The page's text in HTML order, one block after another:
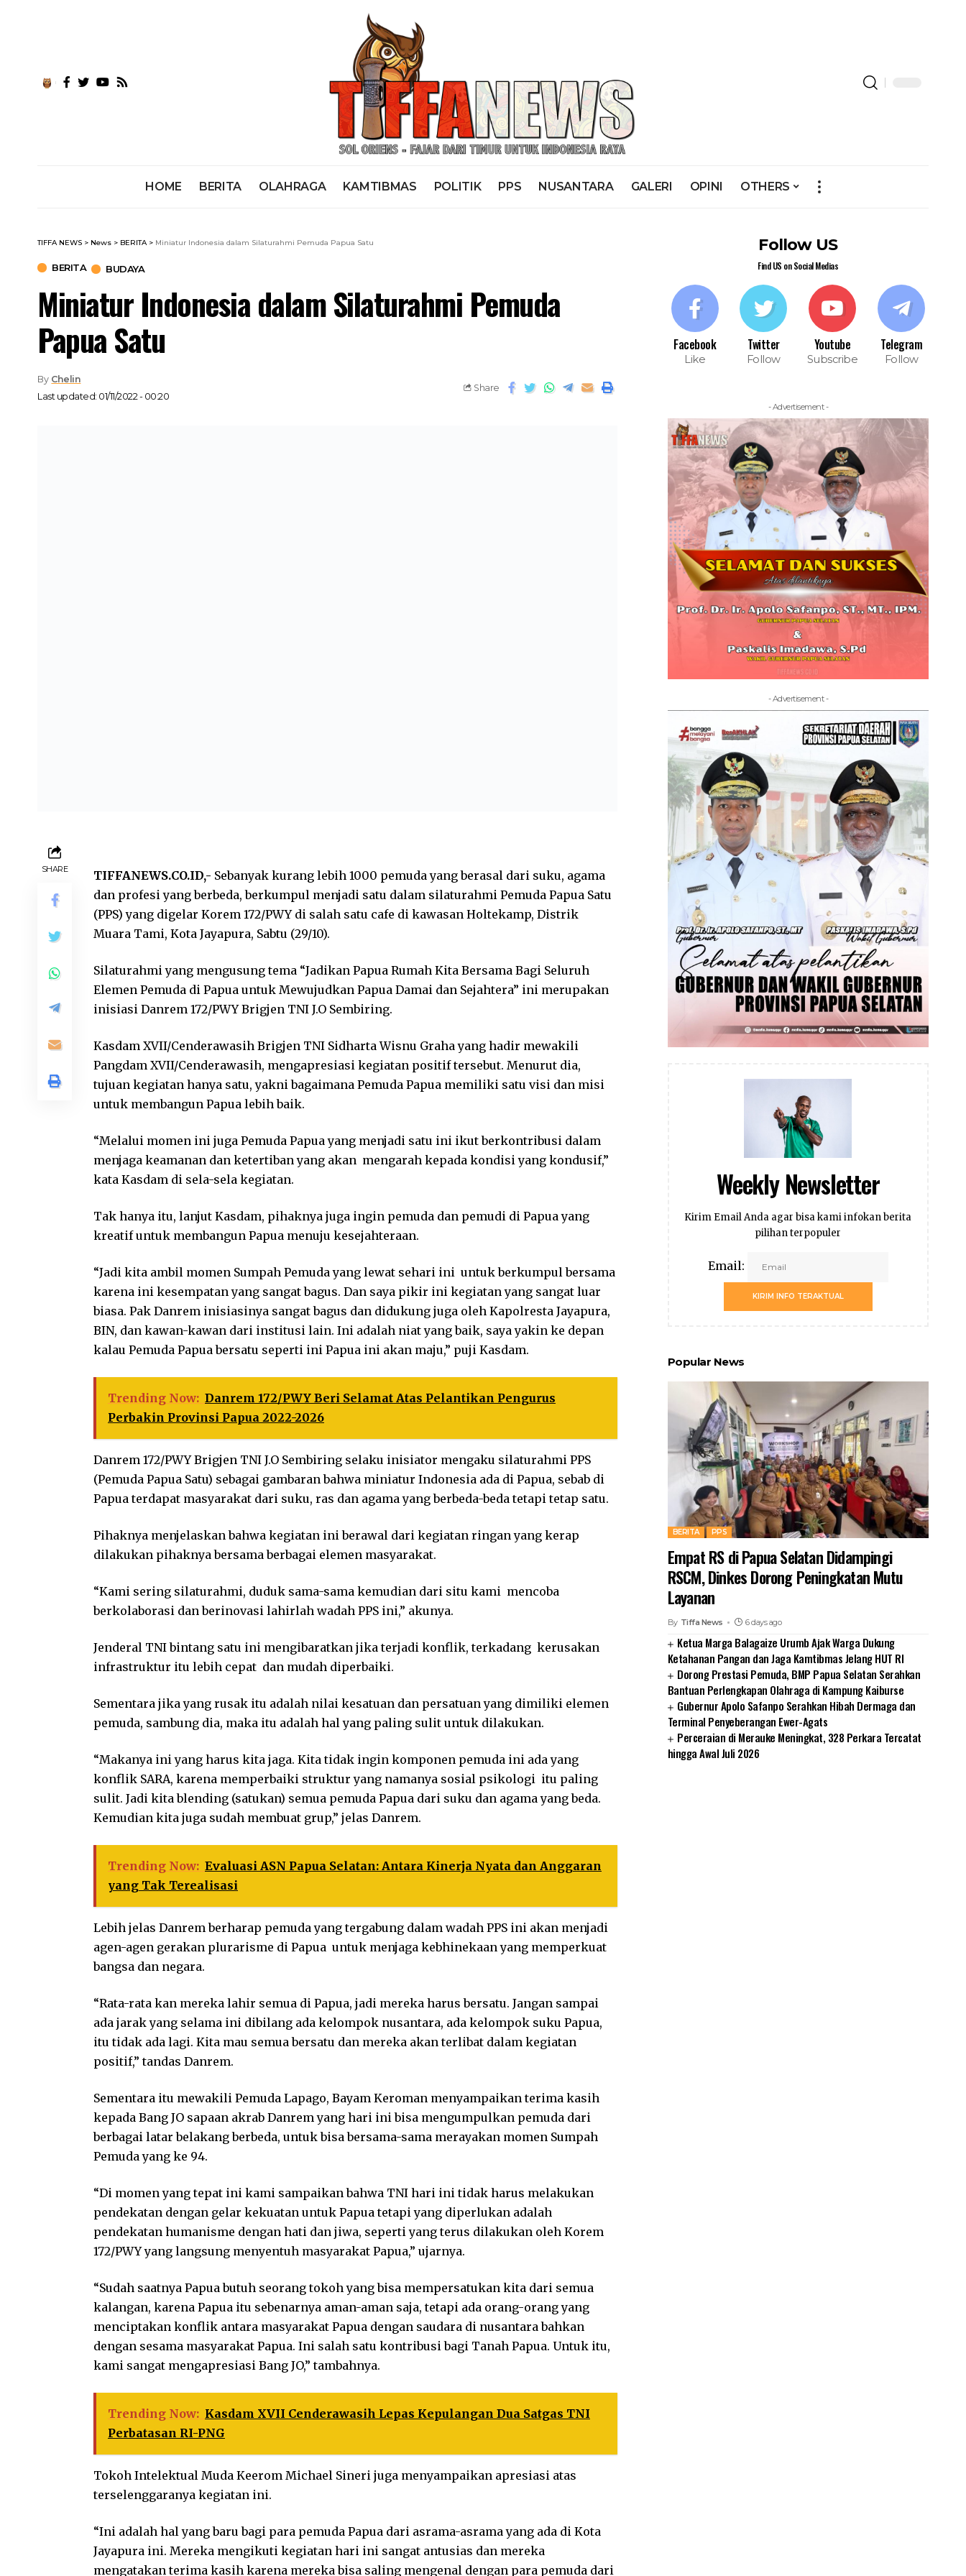
HOME BERITA OLAHRAGA KAMTIBMAS POLITIK PPS NUSANTARA GALERI OPINI OTHERS
TIFFA NEWS > News > BERITA> Miniatur Indonesia dalam Silaturahmi Pemuda Papua Satu
BERITA BUDAYA
Miniatur Indonesia dalam Silaturahmi Pemuda
Papua Satu
Last updated: 01/11/2022 - 00:20
By Chelin
Share
SHARE TIFFANEWS.CO.ID,- Sebanyak kurang lebih 1000 pemuda yang berasal dari suku, agama
dan profesi yang berbeda, berkumpul menjadi satu dalam silaturahmi Pemuda Papua Satu
(PPS) yang digelar Korem 172/PWY di salah satu cafe di kawasan Holtekamp, Distrik
Muara Tami, Kota Jayapura, Sabtu (29/10).
Silaturahmi yang mengusung tema “Jadikan Papua Rumah Kita Bersama Bagi Seluruh
Elemen Pemuda di Papua untuk Mewujudkan Papua Damai dan Sejahtera” ini merupakan
inisiasi Danrem 172/PWY Brigjen TNI J.O Sembiring.
Kasdam XVII/Cenderawasih Brigjen TNI Sidharta Wisnu Graha yang hadir mewakili
Pangdam XVII/Cenderawasih, mengapresiasi kegiatan positif tersebut. Menurut dia,
tujuan kegiatan hanya satu, yakni bagaimana Pemuda Papua memiliki satu visi dan misi
untuk membangun Papua lebih baik.
“Melalui momen ini juga Pemuda Papua yang menjadi satu ini ikut berkontribusi dalam
menjaga keamanan dan ketertiban yang akan mengarah kepada kondisi yang kondusif,”
kata Kasdam di sela-sela kegiatan.
Tak hanya itu, lanjut Kasdam, pihaknya juga ingin pemuda dan pemudi di Papua yang
kreatif untuk membangun Papua menuju kesejahteraan.
“Jadi kita ambil momen Sumpah Pemuda yang lewat sehari ini untuk berkumpul bersama
karena ini kesempatan yang sangat bagus. Dan saya pikir ini kegiatan yang sangat luar
biasa. Pak Danrem inisiasinya sangat bagus dan didukung juga oleh Kapolresta Jayapura,
BIN, dan kawan-kawan dari institusi lain. Ini adalah niat yang baik, saya yakin ke depan
kalau Pemuda Papua bersatu seperti ini Papua ini akan maju,” puji Kasdam.
Trending Now: Danrem 172/PWY Beri Selamat Atas Pelantikan Pengurus
Perbakin Provinsi Papua 2022-2026
Danrem 172/PWY Brigjen TNI J.O Sembiring selaku inisiator mengaku silaturahmi PPS
(Pemuda Papua Satu) sebagai gambaran bahwa miniatur Indonesia ada di Papua, sebab di
Papua terdapat masyarakat dari suku, ras dan agama yang berbeda-beda tetapi tetap satu.
Pihaknya menjelaskan bahwa kegiatan ini berawal dari kegiatan ringan yang kerap
dilakukan pihaknya bersama berbagai elemen masyarakat.
“Kami sering silaturahmi, duduk sama-sama kemudian dari situ kami mencoba
berkolaborasi dan berinovasi lahirlah wadah PPS ini,” akunya.
Jenderal TNI bintang satu ini mengibaratkan jika terjadi konflik, terkadang kerusakan
infrastruktur itu lebih cepat dan mudah diperbaiki.
Sementara jika yang rusak itu adalah nilai kesatuan dan persatuan yang dimiliki elemen
pemuda, sambung dia, maka itu adalah hal yang paling sulit untuk dilakukan.
“Makanya ini yang harus kita jaga. Kita tidak ingin komponen pemuda ini ada yang
konflik SARA, karena memperbaiki struktur yang namanya sosial psikologi itu paling
sulit. Jadi kita blending (satukan) semua pemuda Papua dari suku dan agama yang beda.
Kemudian kita juga sudah membuat grup,” jelas Danrem.
Trending Now: Evaluasi ASN Papua Selatan: Antara Kinerja Nyata dan Anggaran
yang Tak Terealisasi
Lebih jelas Danrem berharap pemuda yang tergabung dalam wadah PPS ini akan menjadi
agen-agen gerakan plurarisme di Papua untuk menjaga kebhinekaan yang memperkuat
bangsa dan negara.
“Rata-rata kan mereka lahir semua di Papua, jadi mereka harus bersatu. Jangan sampai
ada jarak yang selama ini dibilang ada kelompok nusantara, ada kelompok suku Papua,
itu tidak ada lagi. Kita mau semua bersatu dan mereka akan terlibat dalam kegiatan
positif,” tandas Danrem.
Sementara itu mewakili Pemuda Lapago, Bayam Keroman menyampaikan terima kasih
kepada Bang JO sapaan akrab Danrem yang hari ini bisa mengumpulkan pemuda dari
berbagai latar belakang berbeda, untuk bisa bersama-sama merayakan momen Sumpah
Pemuda yang ke 94.
“Di momen yang tepat ini kami sampaikan bahwa TNI hari ini tidak harus melakukan
pendekatan dengan gelar kekuatan untuk Papua tetapi yang diperlukan adalah
pendekatan humanisme dengan hati dan jiwa, seperti yang terus dilakukan oleh Korem
172/PWY yang langsung menyentuh masyarakat Papua,” ujarnya.
“Sudah saatnya Papua butuh seorang tokoh yang bisa mempersatukan kita dari semua
kalangan, karena Papua itu sebenarnya aman-aman saja, tetapi ada orang-orang yang
menciptakan konflik antara masyarakat Papua dengan saudara di nusantara bahkan
dengan sesama masyarakat Papua. Ini salah satu kontribusi bagi Tanah Papua. Untuk itu,
kami sangat mengapresiasi Bang JO,” tambahnya.
Trending Now: Kasdam XVII Cenderawasih Lepas Kepulangan Dua Satgas TNI
Perbatasan RI-PNG
Tokoh Intelektual Muda Keerom Michael Sineri juga menyampaikan apresiasi atas
terselenggaranya kegiatan ini.
“Ini adalah hal yang baru bagi para pemuda Papua dari asrama-asrama yang ada di Kota
Jayapura ini. Mereka mengikuti kegiatan hari ini sangat antusias dan mereka
mengatakan terima kasih karena mereka bisa saling mengenal dengan para pemuda dari
Follow US
Find US on Social Medias
Facebook
Like
Twitter
Follow
Youtube
Subscribe
Telegram
Follow
- Advertisement -
- Advertisement -
Weekly Newsletter
Kirim Email Anda agar bisa kami infokan berita
pilihan terpopuler
Email:
KIRIM INFO TERAKTUAL
Popular News
BERITA PPS
Empat RS di Papua Selatan Didampingi
RSCM, Dinkes Dorong Peningkatan Mutu
Layanan
By Tiffa News 6 days ago
Ketua Marga Balagaize Urumb Ajak Warga Dukung
Ketahanan Pangan dan Jaga Kamtibmas Jelang HUT RI
Dorong Prestasi Pemuda, BMP Papua Selatan Serahkan
Bantuan Perlengkapan Olahraga di Kampung Kaiburse
Gubernur Apolo Safanpo Serahkan Hibah Dermaga dan
Terminal Penyeberangan Ewer-Agats
Perceraian di Merauke Meningkat, 328 Perkara Tercatat
hingga Awal Juli 2026